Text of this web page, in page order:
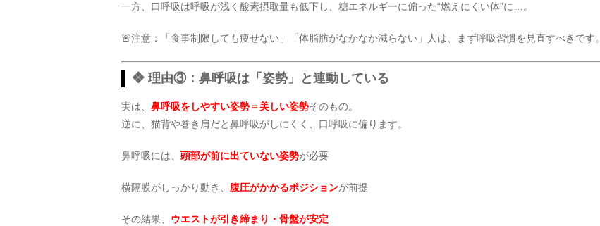
一方、口呼吸は呼吸が浅く酸素摂取量も低下し、糖エネルギーに偏った“燃えにくい体”に…。
🚨注意：「食事制限しても痩せない」「体脂肪がなかなか減らない」人は、まず呼吸習慣を見直すべきです。
❖ 理由③：鼻呼吸は「姿勢」と連動している
実は、 鼻呼吸をしやすい姿勢＝美しい姿勢そのもの。
逆に、猫背や巻き肩だと鼻呼吸がしにくく、口呼吸に偏ります。
鼻呼吸には、 頭部が前に出ていない姿勢が必要
横隔膜がしっかり動き、 腹圧がかかるポジションが前提
その結果、 ウエストが引き締まり・骨盤が安定